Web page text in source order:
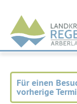
Landkreis
Regen
Für einen
vorherige